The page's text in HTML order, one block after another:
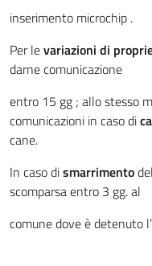
inserimento microchip .
Per levariazioni di
darne comunicazione
entro 15 gg ; allo stesso
comunicazioni in caso di
cane.
In caso dismarrimento
scomparsa entro 3 gg. al
comune dove è detenuto